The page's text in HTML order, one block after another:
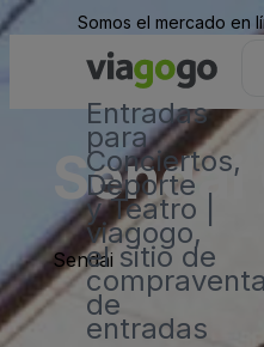
Somos el mercado en
Entradas
para
Conciertos,
Deporte
y Teatro |
viagogo,
el sitio de
compraventa
de
entradas
Sendai